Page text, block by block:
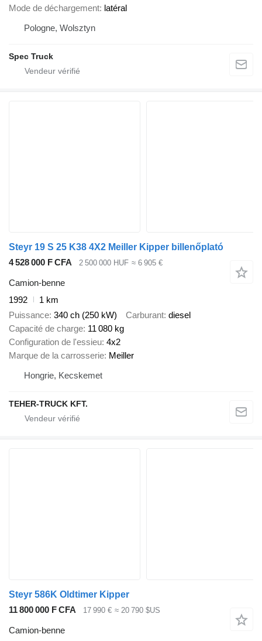
Mode de déchargement latéral
Pologne, Wolsztyn
Spec Truck
Steyr 19 S 25 K38 4X2 Meiller Kipper billenőplató
4 528 000 F CFA
2 500 000 HUF ≈ 6 905 €
Camion-benne
1992
1 km
Puissance 340 ch (250 kW) Carburant diesel
Capacité de charge 11 080 kg
Configuration de l'essieu 4x2
Marque de la carrosserie Meiller
Hongrie, Kecskemet
TEHER-TRUCK KFT.
Steyr 586K Oldtimer Kipper
11 800 000 F CFA
17 990 € ≈ 20 790 $US
Camion-benne